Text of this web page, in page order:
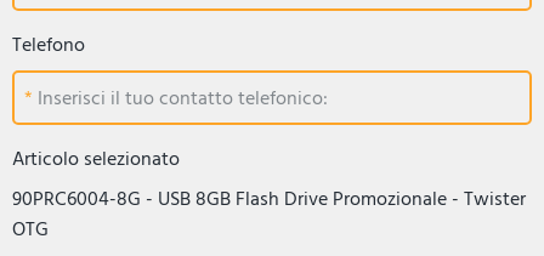
Telefono
Inserisci il tuo contatto telefonico:
Articolo selezionato
90PRC6004-8G - USB 8GB Flash Drive Promozionale - Twister
OTG